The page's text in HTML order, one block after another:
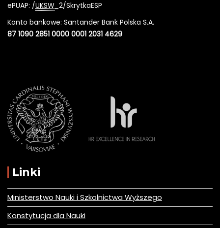
ePUAP: /UKSW _2/SkrytkaESP
Konto bankowe: Santander Bank Polska S.A.
87 1090 2851 0000 0001 2031 4629
Linki
Ministerstwo Nauki i Szkolnictwa Wyższego
Konstytucja dla Nauki